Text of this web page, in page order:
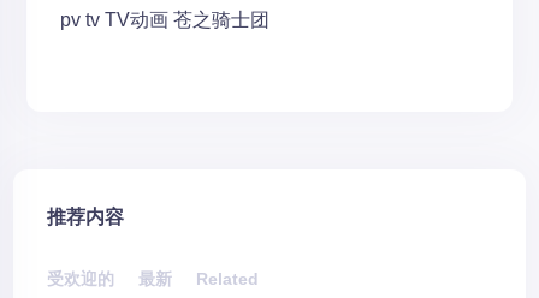
pv tv TV动画 苍之骑士团
推荐内容
受欢迎的 最新 Related